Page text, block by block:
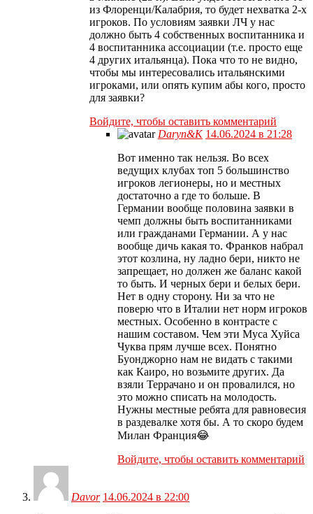
из Флоренци/Калабрия, то будет нехватка 2-х
игроков. По условиям заявки ЛЧ у нас
должно быть 4 собственных воспитанника и
4 воспитанника ассоциации (т.е. просто еще
4 других итальянца). Пока что то не видно,
чтобы мы интересовались итальянскими
игроками, или опять купим абы кого, просто
для заявки?
Войдите, чтобы оставить комментарий
Daryn&K 14.06.2024 в 21:28
Вот именно так нельзя. Во всех
ведущих клубах топ 5 большинство
игроков легионеры, но и местных
достаточно а где то больше. В
Германии вообще половина заявки в
чемп должны быть воспитанниками
или гражданами Германии. А у нас
вообще дичь какая то. Франков набрал
этот козлина, ну ладно бери, никто не
запрещает, но должен же баланс какой
то быть. И черных бери и белых бери.
Нет в одну сторону. Ни за что не
поверю что в Италии нет норм игроков
местных. Особенно в контрасте с
нашим составом. Чем эти Муса Хуйса
Чуква прям лучше всех. Понятно
Буонджорно нам не видать с такими
как Каиро, но возьмите других. Да
взяли Террачано и он провалился, но
это можно списать на молодость.
Нужны местные ребята для равновесия
в раздевалке хотя бы. А то скоро будем
Милан Франция😂
Войдите, чтобы оставить комментарий
Davor 14.06.2024 в 22:00